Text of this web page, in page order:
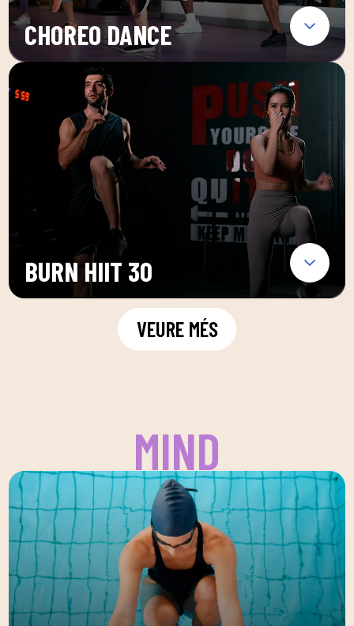
CHOREO DANCE
BURN HIIT 30
VEURE MÉS
MIND